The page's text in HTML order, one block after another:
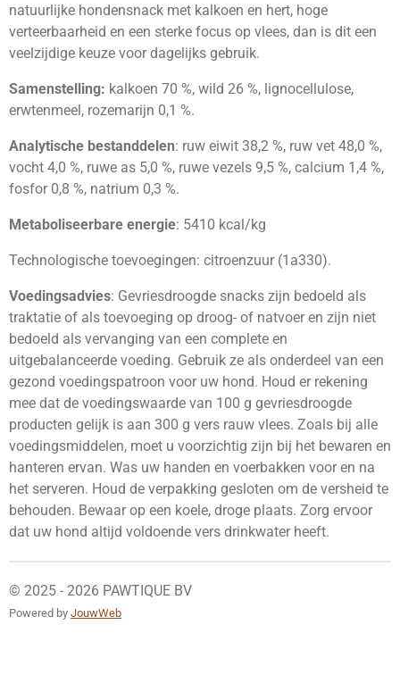
natuurlijke hondensnack met kalkoen en hert, hoge
verteerbaarheid en een sterke focus op vlees, dan is dit een
veelzijdige keuze voor dagelijks gebruik.
Samenstelling: kalkoen 70 %, wild 26 %, lignocellulose,
erwtenmeel, rozemarijn 0,1 %.
Analytische bestanddelen: ruw eiwit 38,2 %, ruw vet 48,0 %,
vocht 4,0 %, ruwe as 5,0 %, ruwe vezels 9,5 %, calcium 1,4 %,
fosfor 0,8 %, natrium 0,3 %.
Metaboliseerbare energie: 5410 kcal/kg
Technologische toevoegingen: citroenzuur (1a330).
Voedingsadvies: Gevriesdroogde snacks zijn bedoeld als
traktatie of als toevoeging op droog- of natvoer en zijn niet
bedoeld als vervanging van een complete en
uitgebalanceerde voeding. Gebruik ze als onderdeel van een
gezond voedingspatroon voor uw hond. Houd er rekening
mee dat de voedingswaarde van 100 g gevriesdroogde
producten gelijk is aan 300 g vers rauw vlees. Zoals bij alle
voedingsmiddelen, moet u voorzichtig zijn bij het bewaren en
hanteren ervan. Was uw handen en voerbakken voor en na
het serveren. Houd de verpakking gesloten om de versheid te
behouden. Bewaar op een koele, droge plaats. Zorg ervoor
dat uw hond altijd voldoende vers drinkwater heeft.
© 2025 - 2026 PAWTIQUE BV
Powered by JouwWeb